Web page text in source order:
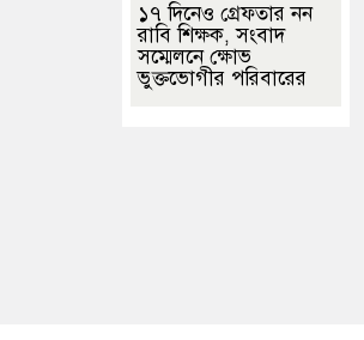
১৭ দিনেও গ্রেফতার নন
রাবি শিক্ষক, সংবাদ
সম্মেলনে ক্ষোভ
ভুক্তভোগীর পরিবারের